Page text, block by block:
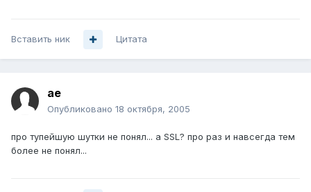
Вставить ник Цитата
ae
Опубликовано 18 октября, 2005
про тупейшую шутки не понял... а SSL? про раз и навсегда тем
более не понял...